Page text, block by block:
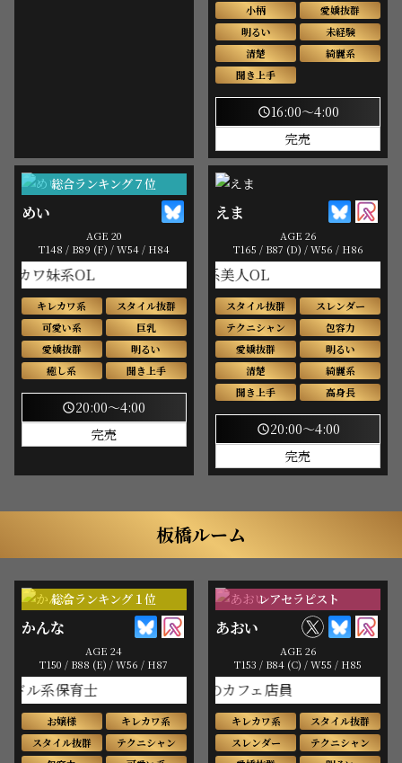
小柄
愛嬌抜群
明るい
未経験
清楚
綺麗系
聞き上手
schedule16:00～4:00
完売
総合ランキング７位
めい
AGE 20
T148 / B89 (F) / W54 / H84
妹系OL
キレカワ系
スタイル抜群
可愛い系
巨乳
愛嬌抜群
明るい
癒し系
聞き上手
schedule20:00～4:00
完売
えま
AGE 26
T165 / B87 (D) / W56 / H86
清楚系美人OL
スタイル抜群
スレンダー
テクニシャン
包容力
愛嬌抜群
明るい
清楚
綺麗系
聞き上手
高身長
schedule20:00～4:00
完売
板橋ルーム
総合ランキング１位
かんな
AGE 24
T150 / B88 (E) / W56 / H87
系保育士
お嬢様
キレカワ系
スタイル抜群
テクニシャン
レアセラピスト
あおい
AGE 26
T153 / B84 (C) / W55 / H85
理想のカフェ店員
キレカワ系
スタイル抜群
スレンダー
テクニシャン